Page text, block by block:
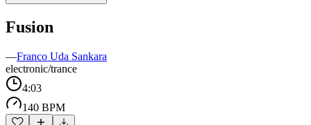
Fusion
—Franco Uda Sankara
electronic/trance
4:03
140 BPM